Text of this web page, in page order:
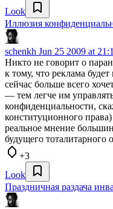
Look
Иллюзия
schenkh Jun 25 2009 at
Никто не говорит о
к тому, что реклама
сейчас больше всего
— тем легче им
конфиденциальности,
конституционного
реальное мнение
будущего
+3
Look
Праздничная раздача